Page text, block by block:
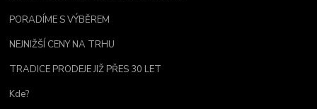
PORADÍME S VÝBĚREM
NEJNIŽŠÍ CENY NA TRHU
TRADICE PRODEJE JIŽ PŘES 30 LET
Kde?